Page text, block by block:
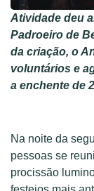
Atividade deu
Padroeiro de
da criação, o
voluntários e
a enchente de
Na noite da
pessoas se
procissão